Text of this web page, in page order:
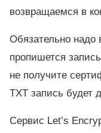
возвращаемся в
Обязательно надо
пропишется
не получите
TXT запись будет
Сервис Let’s